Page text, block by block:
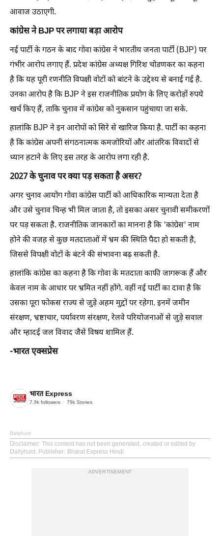
आवाज उठाएगी.
कांग्रेस ने BJP पर लगाया बड़ा आरोप
नई पार्टी के गठन के बाद गोवा कांग्रेस ने भारतीय जनता पार्टी (BJP) पर
गंभीर आरोप लगाए हैं. प्रदेश कांग्रेस अध्यक्ष गिरिश चोडणकर का कहना
है कि यह पूरी रणनीति विपक्षी वोटों को बांटने के उद्देश्य से बनाई गई है.
उनका आरोप है कि BJP ने इस राजनीतिक प्रयोग के लिए करोड़ों रुपये
खर्च किए हैं, ताकि चुनाव में कांग्रेस को नुकसान पहुंचाया जा सके.
हालांकि BJP ने इन आरोपों को सिरे से खारिज किया है. पार्टी का कहना
है कि कांग्रेस अपनी संगठनात्मक कमजोरियों और आंतरिक विवादों से
ध्यान हटाने के लिए इस तरह के आरोप लगा रही है.
2027 के चुनाव पर क्या पड़ सकता है असर?
अगर चुनाव आयोग गोवा कांग्रेस पार्टी को आधिकारिक मान्यता देता है
और उसे चुनाव चिन्ह भी मिल जाता है, तो इसका असर चुनावी समीकरणों
पर पड़ सकता है. राजनीतिक जानकारों का मानना है कि 'कांग्रेस' नाम
होने की वजह से कुछ मतदाताओं में भ्रम की स्थिति पैदा हो सकती है,
जिससे विपक्षी वोटों के बंटने की संभावना बढ़ सकती है.
हालांकि कांग्रेस का कहना है कि गोवा के मतदाता काफी जागरूक हैं और
केवल नाम के आधार पर भ्रमित नहीं होंगे. वहीं नई पार्टी का दावा है कि
उसका पूरा फोकस राज्य से जुड़े अहम मुद्दों पर रहेगा. इनमें जमीन
संरक्षण, भ्रष्टाचार, पर्यावरण संरक्षण, रेलवे परियोजनाओं से जुड़े सवाल
और म्हादई जल विवाद जैसे विषय शामिल हैं.
-भारत एक्सप्रेस
भारत Express
7.9k followers 79k Stories
Dailyhunt
Disclaimer: This content has not been generated, created or edited by
Dailyhunt. Publisher: Bharat Express Hindi
ADVERTISEMENT